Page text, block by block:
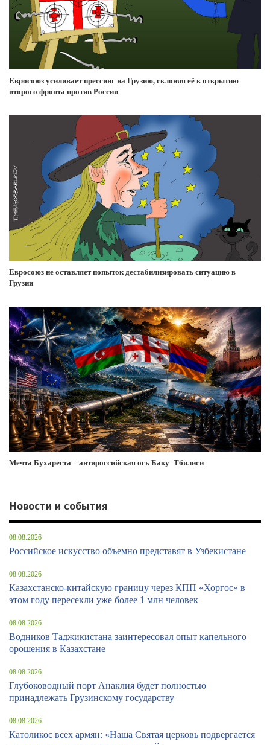
Евросоюз усиливает прессинг на Грузию, склоняя её к открытию
второго фронта против России
Евросоюз не оставляет попыток дестабилизировать ситуацию в
Грузии
Мечта Бухареста – антироссийская ось Баку–Тбилиси
Новости и события
08.08.2026
Российское искусство объемно представят в Узбекистане
08.08.2026
Казахстанско-китайскую границу через КПП «Хоргос» в
этом году пересекли уже более 1 млн человек
08.08.2026
Водников Таджикистана заинтересовал опыт капельного
орошения в Казахстане
08.08.2026
Глубоководный порт Анаклия будет полностью
принадлежать Грузинскому государству
08.08.2026
Католикос всех армян: «Наша Святая церковь подвергается